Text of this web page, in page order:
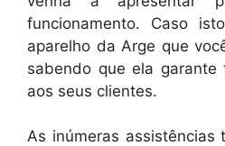
funcionamento. Caso
aparelho da Arge que
sabendo que ela
aos seus clientes.
As inúmeras assistências